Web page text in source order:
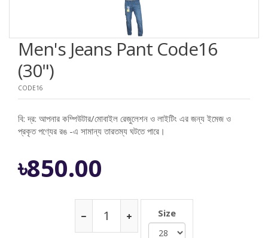
Men's Jeans Pant Code16
(30")
CODE16
বি: দ্র: আপনার কম্পিউটার/মোবাইল রেজুলেশন ও লাইটিং এর জন্য ইমেজ ও
প্রকৃত পণ্যের রঙ -এ সামান্য তারতম্য ঘটতে পারে।
৳850.00
Size